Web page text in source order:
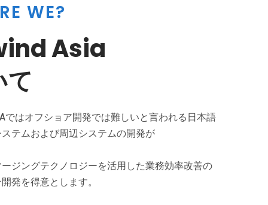
WE?
Asia
て
ではオフショア開発では難しいと言われる日本語
テムおよび周辺システムの開発が
ジングテクノロジーを活用した業務効率改善の
発を得意とします。